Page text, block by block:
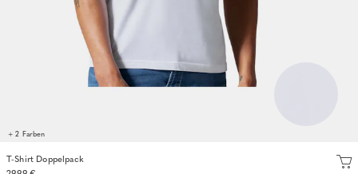
+ 2 Farben
T-Shirt Doppelpack